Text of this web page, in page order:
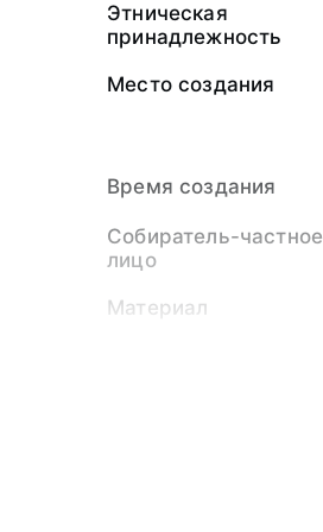
Этническая
принадлежность
Место создания
Время создания
Собиратель-частное
лицо
Материал